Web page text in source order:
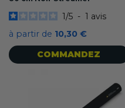
1/5 - 1 avis
à partir de 10,30 €
COMMANDEZ